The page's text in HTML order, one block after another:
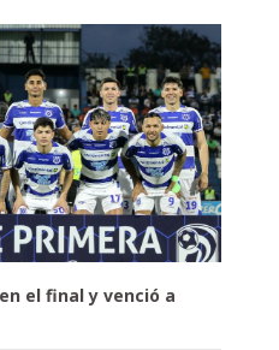
el final y venció a